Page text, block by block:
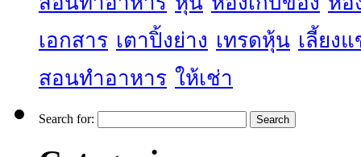
เอกสาร เตาปิ้งย่าง เทรดหุ้น เลี้ยง
สอนทำอาหาร ให้เช่า
Search for: